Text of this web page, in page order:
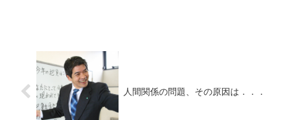
人間関係の問題、その原因は．．．